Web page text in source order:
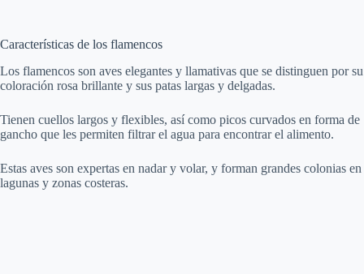
Características de los flamencos
Los flamencos son aves elegantes y llamativas que se distinguen por su
coloración rosa brillante y sus patas largas y delgadas.
Tienen cuellos largos y flexibles, así como picos curvados en forma de
gancho que les permiten filtrar el agua para encontrar el alimento.
Estas aves son expertas en nadar y volar, y forman grandes colonias en
lagunas y zonas costeras.